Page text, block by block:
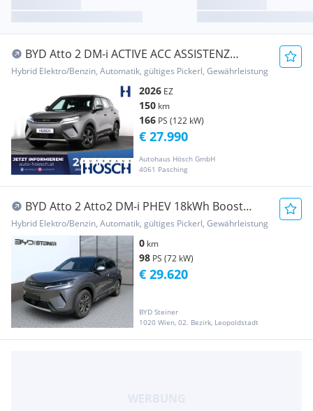
BYD Atto 2 DM-i ACTIVE ACC ASSISTENZ
KAMERA SCHNÄPPCHEN
Hybrid Elektro/Benzin, Automatik, gültiges Pickerl, Gewährleistung
2026 EZ
150 km
166 PS (122 kW)
Autohaus Hösch GmbH
4061 Pasching
€ 27.990
BYD Atto 2 Atto2 DM-i PHEV 18kWh Boost
Österreich Paket - ...
Hybrid Elektro/Benzin, Automatik, gültiges Pickerl, Gewährleistung
0 km
98 PS (72 kW)
BYD Steiner
1020 Wien, 02. Bezirk, Leopoldstadt
€ 29.620